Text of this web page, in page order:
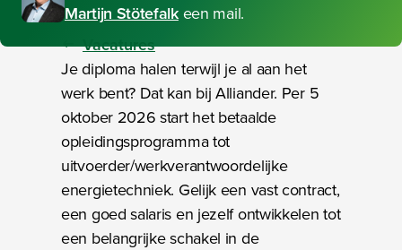
Martijn Stötefalkeen mail.
Vacatures
Je diploma halen terwijl je al aan het
werk bent? Dat kan bij Alliander. Per 5
oktober 2026 start het betaalde
opleidingsprogramma tot
uitvoerder/werkverantwoordelijke
energietechniek. Gelijk een vast contract,
een goed salaris en jezelf ontwikkelen tot
een belangrijke schakel in de